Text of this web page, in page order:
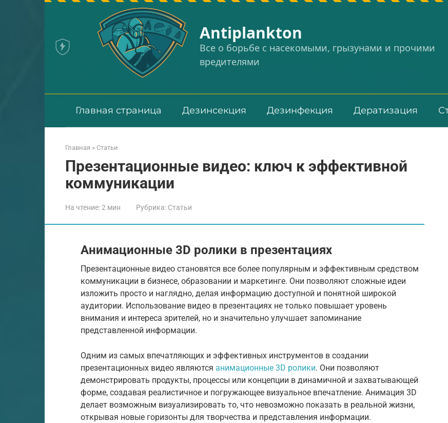
Аntiplankton
Все о борьбе с насекомыми, грызунами и прочими
вредителями
Главная страница Дезинсекция Дезинфекция Дератизация
Главная » Статьи
Презентационные видео: ключ к эффективной
коммуникации
На чтение:2 мин Рубрика: Статьи
Анимационные 3D ролики в презентациях
Презентационные видео становятся все более популярным и эффективным средством
коммуникации в бизнесе, образовании и маркетинге. Они позволяют сложные идеи
изложить просто и наглядно, делая информацию доступной и понятной широкой
аудитории. Использование видео в презентациях не только повышает уровень
внимания и интереса зрителей, но и значительно улучшает запоминание
представленной информации.
Одним из самых впечатляющих и эффективных инструментов в создании
презентационных видео являются анимационные 3D ролики. Они позволяют
демонстрировать продукты, процессы или концепции в динамичной и захватывающей
форме, создавая реалистичное и погружающее визуальное впечатление. Анимация 3D
делает возможным визуализировать то, что невозможно показать в реальной жизни,
открывая новые горизонты для творчества и представления информации.